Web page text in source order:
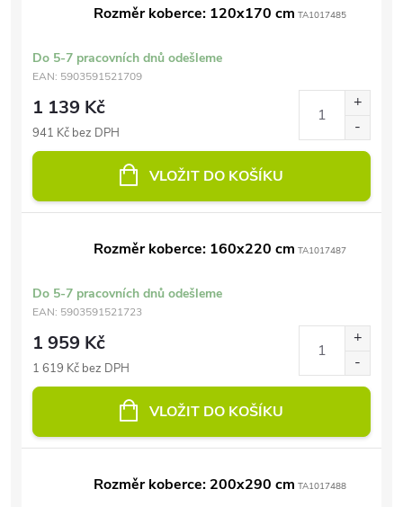
Rozměr koberce: 120x170 cm TA1017485
Do 5-7 pracovních dnů odešleme
EAN: 5903591521709
1 139 Kč
941 Kč bez DPH
VLOŽIT DO KOŠÍKU
Rozměr koberce: 160x220 cm TA1017487
Do 5-7 pracovních dnů odešleme
EAN: 5903591521723
1 959 Kč
1 619 Kč bez DPH
VLOŽIT DO KOŠÍKU
Rozměr koberce: 200x290 cm TA1017488